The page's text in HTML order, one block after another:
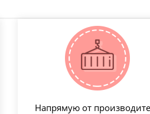
Напрямую от